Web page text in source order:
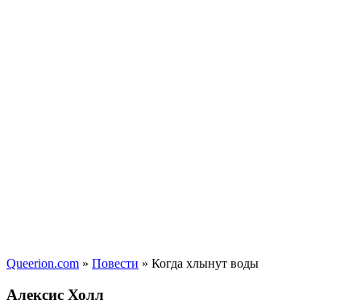
Queerion.com » Повести » Когда хлынут воды
Алексис Холл